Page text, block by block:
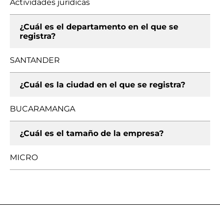
Actividades jurídicas
¿Cuál es el departamento en el que se
registra?
SANTANDER
¿Cuál es la ciudad en el que se registra?
BUCARAMANGA
¿Cuál es el tamaño de la empresa?
MICRO